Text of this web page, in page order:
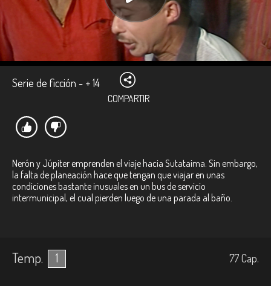
Serie de ficción - + 14
COMPARTIR
Nerón y Júpiter emprenden el viaje hacia Sutataima. Sin embargo,
la falta de planeación hace que tengan que viajar en unas
condiciones bastante inusuales en un bus de servicio
intermunicipal, el cual pierden luego de una parada al baño.
Temp. 1 77Cap.